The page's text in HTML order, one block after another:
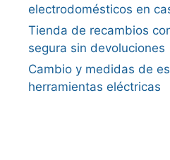
electrodomésticos en
Tienda de recambios
segura sin devoluciones
Cambio y medidas de
herramientas eléctricas